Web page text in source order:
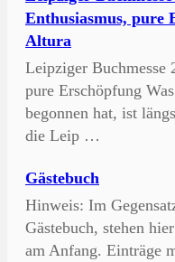
Enthusiasmus, pure
Altura
Leipziger Buchmesse
pure Erschöpfung
begonnen hat, ist
die Leip …
Gästebuch
Hinweis: Im
Gästebuch, stehen
am Anfang. Einträge